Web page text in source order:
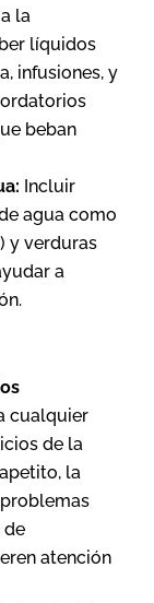
la
líquidos
infusiones, y
beban
Incluir
agua como
y verduras
a
cualquier
de la
la
de
atención